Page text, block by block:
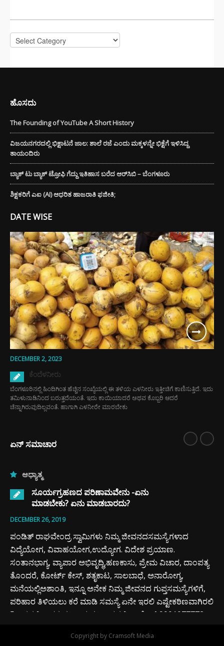
Categories
ಹೊಸದು
The Founding of YouTube A Short History
ವಿಜಯನಗರದಲ್ಲಿ ಭಿಕ್ಷಾಟನೆ ಜಾಲ: ಶಾಲೆ ರಜೆ ಎಂದು ಮಕ್ಕಳನ್ನೇ ಭಿಕ್ಷೆಗೆ ಇಳಿಸಿದ್ದ
ತಾಯಂದಿರು
ಬ್ಯಾಕ್ ಟು ಬ್ಯಾಕ್ ಟ್ರೋಫಿ ಗೆದ್ದು ಇತಿಹಾಸ ಬರೆದ ಆರ್‌ಸಿಬಿ – ಬೆಂಗಳೂರು
ಶಿಕ್ಷಕರಿಗೆ ಎಐ (AI) ಆಧರಿತ ಹಾಜರಾತಿ ಫಜೀತಿ;
DATE WISE
DECEMBER 2, 2023
ಕೆಂದೆಳನೀರು
ಬೆಂಗಳೂರಿನಲ್ಲಿ ಹಿಂದಿಗಿಂತ ಹೆಚ್ಚಿನ ಸಂಖ್ಯೆಯಲ್ಲಿ ಈ ತಳಿಯ ಎಳನೀರು ಇತ್ತೀಚಿಗೆ ಕಾಣಿಸುತ್ತಿದೆ. ಇದು
ತಮಿಳುನಾಡಿನಿಂದ ಬರುತ್ತದೆಯಂತೆ. ಇದು ಕಾಯಿಯಾದರೆ ಅಥವ ಕೊಬ್ಬರಿ ಆದರೆ
ಚೆನ್ನಾಗಿರುವುದಿಲ್ಲವಂತೆ. ಹಾಗಾಗಿ ಎಳನೀರೇ ಮಾರಬೇಕು
ಏನ್ ಸಮಾಚಾರ
ಆಧ್ಯಾತ್ಮ
ಸೂರ್ಯಗ್ರಹಣದ ಪರಿಣಾಮವೇನು -ಏನು
ಮಾಡಬೇಕು? ಏನು ಮಾಡಬಾರದು?
DECEMBER 26, 2019
ಪಂಡಿತ್ ರಾಘವೇಂದ್ರ ಸ್ವಾಮಿಗಳು ನಿಮ್ಮ ಜೀವನದಸಮಸ್ಯೆಗಳಾದ
ವಿದ್ಯೆಯೋಗ, ವಿವಾಹಯೋಗ,ಉದ್ಯೋಗ. ವಿದೇಶ ಪ್ರಯಾಣ.
ಸಂತಾನಭಾಗ್ಯ, ವ್ಯಾಪಾರ ಅಭಿವೃದ್ಧಿ,ಹಣಕಾಸು, ಪ್ರೇಮ ವಿಚಾರ, ದಾಂಪತ್ಯ
ತೊಂದರೆ, ಕೋರ್ಟ್ ಕೇಸ್, ಶತೃಕಾಟ, ಸಾಲಬಾಧೆ, ಅನಾರೋಗ್ಯ,
ಮನೆಯಲ್ಲಿಅಶಾಂತಿ, ಇನ್ನೂ ಅನೇಕ ನಿಮ್ಮ ಜೀವನದ ಗುಪ್ತಸಮಸ್ಯೆಗಳಿಗೆ,
ಪರಿಹಾರ ತಿಳಿಯಲು ಕರೆ ಮಾಡಿ ಸಮಸ್ಯೆ ಏನೇ ಇರಲಿ ಎಷ್ಟೇಕಠಿಣವಾಗಿರಲಿ
5 ದಿನದಲ್ಲಿ ಶಾಶ್ವತ ಪರಿಹಾರ ಪರಿಹಾರದಲ್ಲಿ ಚಾಲೆಂಜ್ 9901077772
ಭವೇತ್ ಸ್ನಾನಂ ಸೂತಕಾನ್ನಂ ವಿವರ್ಜಯೇತ್ ।। ಗ್ರಹಣವನ್ನು ಎಲ್ಲರೂ…
Copyright by Cramsoft Media